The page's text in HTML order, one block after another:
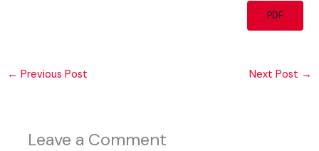
PDF
← Previous Post Next Post →
Leave a Comment